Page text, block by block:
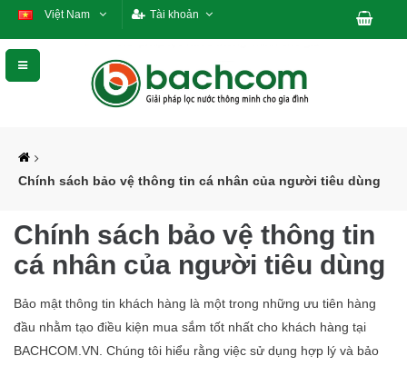
Việt Nam Tài khoản
Chính sách bảo vệ thông tin cá nhân của người tiêu dùng
Chính sách bảo vệ thông tin
cá nhân của người tiêu dùng
Bảo mật thông tin khách hàng là một trong những ưu tiên hàng
đầu nhằm tạo điều kiện mua sắm tốt nhất cho khách hàng tại
BACHCOM.VN. Chúng tôi hiểu rằng việc sử dụng hợp lý và bảo